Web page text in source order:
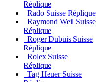
Réplique
Rado Suisse Réplique
Raymond Weil Suisse
Réplique
Roger Dubuis Suisse
Réplique
Rolex Suisse
Réplique
Tag Heuer Suisse